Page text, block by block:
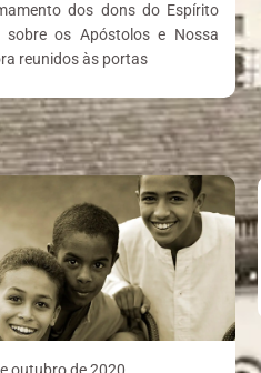
dos dons do Espírito
sobre os Apóstolos e Nossa
reunidos às portas